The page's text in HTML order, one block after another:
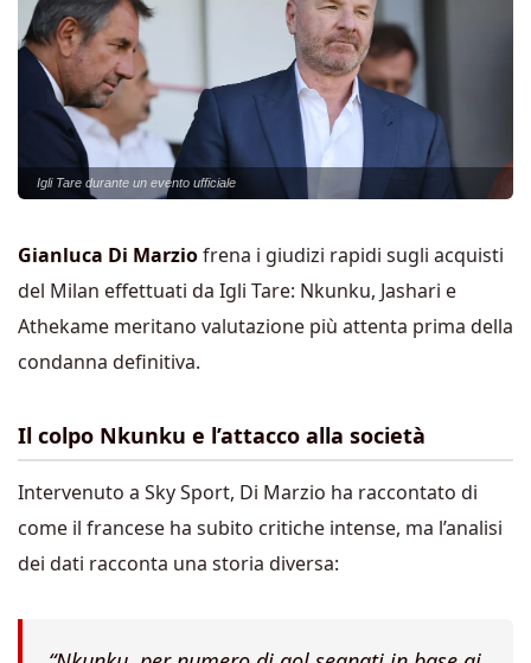
Igli Tare durante un evento ufficiale
Gianluca Di Marziofrena i giudizi rapidi sugli acquisti
del Milan effettuati da Igli Tare: Nkunku, Jashari e
Athekame meritano valutazione più attenta prima della
condanna definitiva.
Il colpo Nkunku e l’attacco alla società
Intervenuto a Sky Sport, Di Marzio ha raccontato di
come il francese ha subito critiche intense, ma l’analisi
dei dati racconta una storia diversa: